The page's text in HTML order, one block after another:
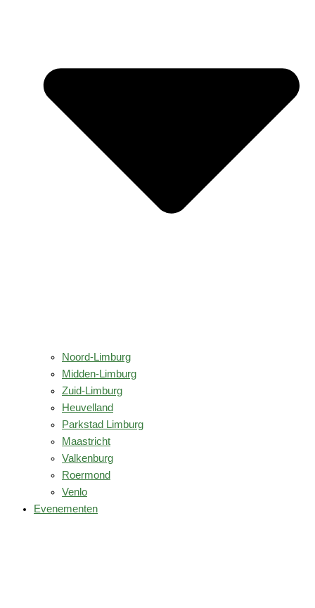
Noord-Limburg
Midden-Limburg
Zuid-Limburg
Heuvelland
Parkstad Limburg
Maastricht
Valkenburg
Roermond
Venlo
Evenementen